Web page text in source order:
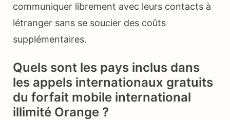
communiquer librement avec leurs contacts à
létranger sans se soucier des coûts
supplémentaires.
Quels sont les pays inclus dans
les appels internationaux gratuits
du forfait mobile international
illimité Orange ?